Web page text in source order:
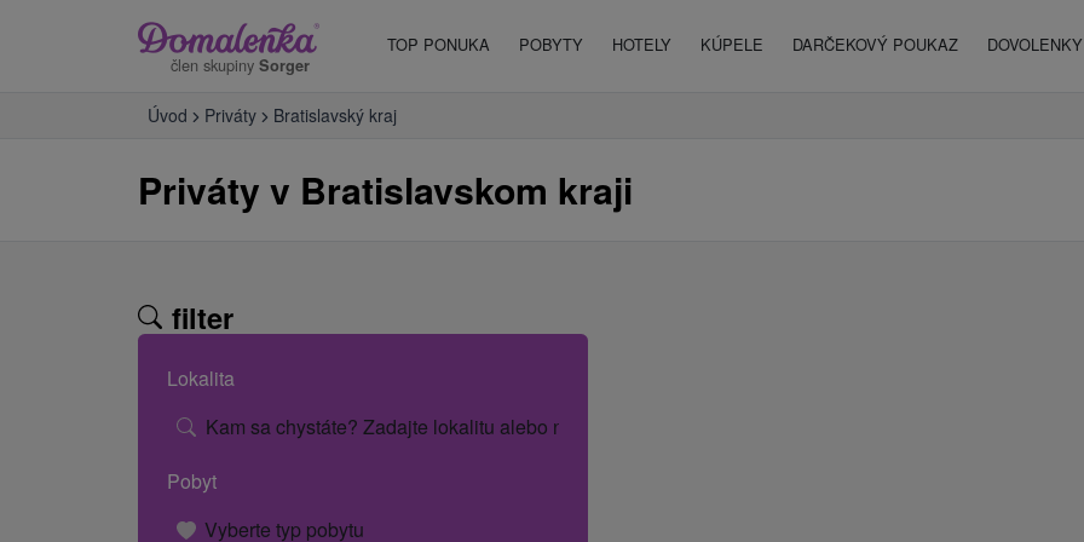
člen skupiny Sorger
TOP PONUKA POBYTY HOTELY KÚPELE DARČEKOVÝ POUKAZ
Úvod Priváty Bratislavský kraj
Priváty v Bratislavskom kraji
filter
Lokalita
Kam sa chystáte? Zadajte lokalitu alebo názov hotela.
Pobyt
Vyberte typ pobytu